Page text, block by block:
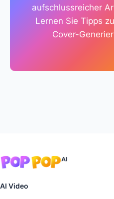
aufschlussreicher
Lernen Sie Tipps
Cover-
AI Video